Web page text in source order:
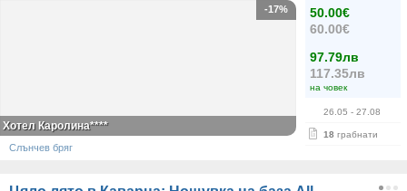
50.00€
60.00€
97.79лв
117.35лв
на човек
26.05 - 27.08
18 грабнати
-17%
Хотел Каролина****
Слънчев бряг